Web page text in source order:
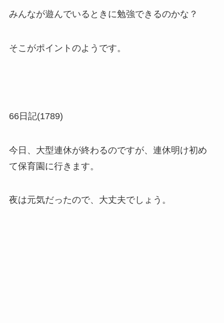
みんなが遊んでいるときに勉強できるのかな？
そこがポイントのようです。
66日記(1789)
今日、大型連休が終わるのですが、連休明け初め
て保育園に行きます。
夜は元気だったので、大丈夫でしょう。